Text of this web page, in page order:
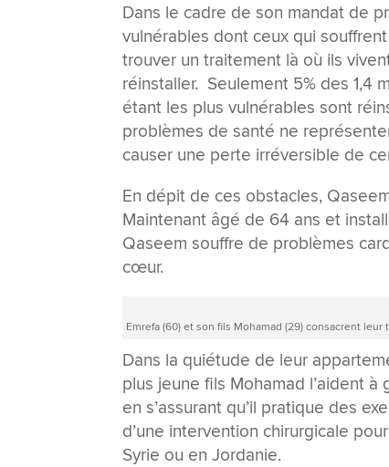
Dans le cadre de son mandat de
vulnérables dont ceux qui
trouver un traitement là où ils
réinstaller. Seulement 5% des 1,4
étant les plus vulnérables sont
problèmes de santé ne
causer une perte irréversible de
En dépit de ces obstacles,
Maintenant âgé de 64 ans et
Qaseem souffre de problèmes
cœur.
Emrefa (60) et son fils Mohamad (29) consacrent
Dans la quiétude de leur
plus jeune fils Mohamad l’aident
en s’assurant qu’il pratique des
d’une intervention chirurgicale
Syrie ou en Jordanie.